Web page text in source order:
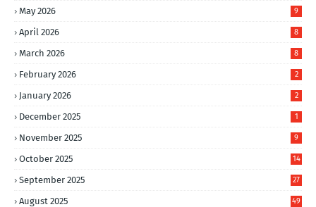
May 2026 9
April 2026 8
March 2026 8
February 2026 2
January 2026 2
December 2025 1
November 2025 9
October 2025 14
September 2025 27
August 2025 49